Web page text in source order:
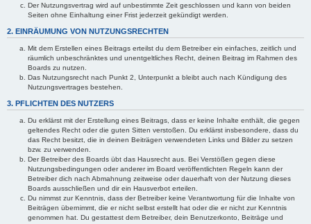
Der Nutzungsvertrag wird auf unbestimmte Zeit geschlossen und kann von beiden
Seiten ohne Einhaltung einer Frist jederzeit gekündigt werden.
2. EINRÄUMUNG VON NUTZUNGSRECHTEN
Mit dem Erstellen eines Beitrags erteilst du dem Betreiber ein einfaches, zeitlich und
räumlich unbeschränktes und unentgeltliches Recht, deinen Beitrag im Rahmen des
Boards zu nutzen.
Das Nutzungsrecht nach Punkt 2, Unterpunkt a bleibt auch nach Kündigung des
Nutzungsvertrages bestehen.
3. PFLICHTEN DES NUTZERS
Du erklärst mit der Erstellung eines Beitrags, dass er keine Inhalte enthält, die gegen
geltendes Recht oder die guten Sitten verstoßen. Du erklärst insbesondere, dass du
das Recht besitzt, die in deinen Beiträgen verwendeten Links und Bilder zu setzen
bzw. zu verwenden.
Der Betreiber des Boards übt das Hausrecht aus. Bei Verstößen gegen diese
Nutzungsbedingungen oder anderer im Board veröffentlichten Regeln kann der
Betreiber dich nach Abmahnung zeitweise oder dauerhaft von der Nutzung dieses
Boards ausschließen und dir ein Hausverbot erteilen.
Du nimmst zur Kenntnis, dass der Betreiber keine Verantwortung für die Inhalte von
Beiträgen übernimmt, die er nicht selbst erstellt hat oder die er nicht zur Kenntnis
genommen hat. Du gestattest dem Betreiber, dein Benutzerkonto, Beiträge und